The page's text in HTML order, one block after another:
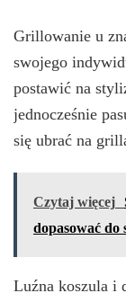
Grillowanie u
swojego
postawić na
jednocześnie
się ubrać na
Czytaj więcej
dopasować do
Luźna koszula i